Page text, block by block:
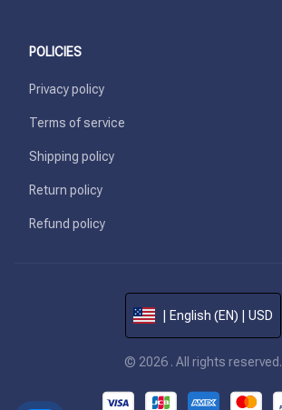
POLICIES
Privacy policy
Terms of service
Shipping policy
Return policy
Refund policy
| English (EN) | USD
© 2026 . All rights reserved.